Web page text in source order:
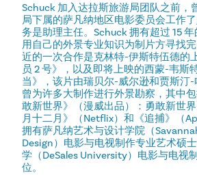
Schuck 加入达拉斯旅游局团队之前，
局下属的萨凡纳地区电影委员会工作
务是助理主任。Schuck 拥有超过 15
用自己的外景专业知识为制片方寻找
近的一次合作是克林特-伊斯特伍德的
员 2 号》，以及即将上映的西蒙-韦斯
当》，该片由瑞贝尔-威尔逊和贾斯汀
曾为许多大制作进行外景勘察，其中
敢新世界》（漫威出品）：勇敢新世
月十二月》（Netflix）和《追捕》（
拥有萨凡纳艺术与设计学院（
Design）电影与电视制作专业艺术硕
学（DeSales University）电影与电视
位。